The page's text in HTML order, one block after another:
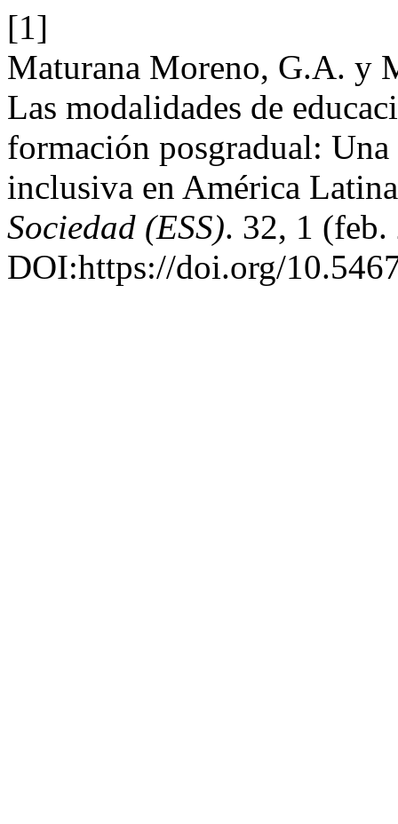
[1]
Maturana Moreno, G.A. y
Las modalidades de
formación posgradual:
inclusiva en América
Sociedad (ESS). 32, 1
DOI:https://doi.org/